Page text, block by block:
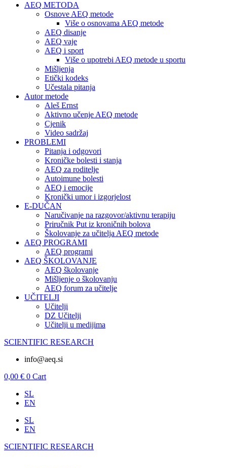
AEQ METODA
Osnove AEQ metode
Više o osnovama AEQ metode
AEQ disanje
AEQ vaje
AEQ i sport
Više o upotrebi AEQ metode u sportu
Mišljenja
Etički kodeks
Učestala pitanja
Autor metode
Aleš Ernst
Aktivno učenje AEQ metode
Cjenik
Video sadržaj
PROBLEMI
Pitanja i odgovori
Kroničke bolesti i stanja
AEQ za roditelje
Autoimune bolesti
AEQ i emocije
Kronički umor i izgorjelost
E-DUČAN
Naručivanje na razgovor/aktivnu terapiju
Priručnik Put iz kroničnih bolova
Školovanje za učitelja AEQ metode
AEQ PROGRAMI
AEQ programi
AEQ ŠKOLOVANJE
AEQ školovanje
Mišljenje o školovanju
AEQ forum za učitelje
UČITELJI
Učitelji
DZ Učitelji
Učitelji u medijima
SCIENTIFIC RESEARCH
info@aeq.si
0,00 € 0 Cart
SL
EN
SL
EN
SCIENTIFIC RESEARCH